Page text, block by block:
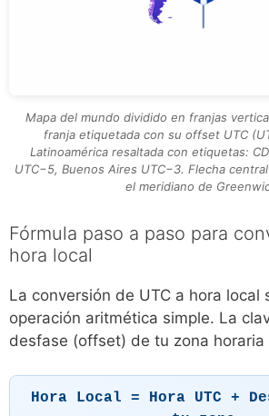
Mapa del mundo dividido en franjas
franja etiquetada con su offset UTC
Latinoamérica resaltada con etiquetas:
UTC−5, Buenos Aires UTC−3. Flecha
el meridiano de
Fórmula paso a paso para
hora local
La conversión de UTC a hora local
operación aritmética simple. La
desfase (offset) de tu zona horaria
Hora Local = Hora UTC +